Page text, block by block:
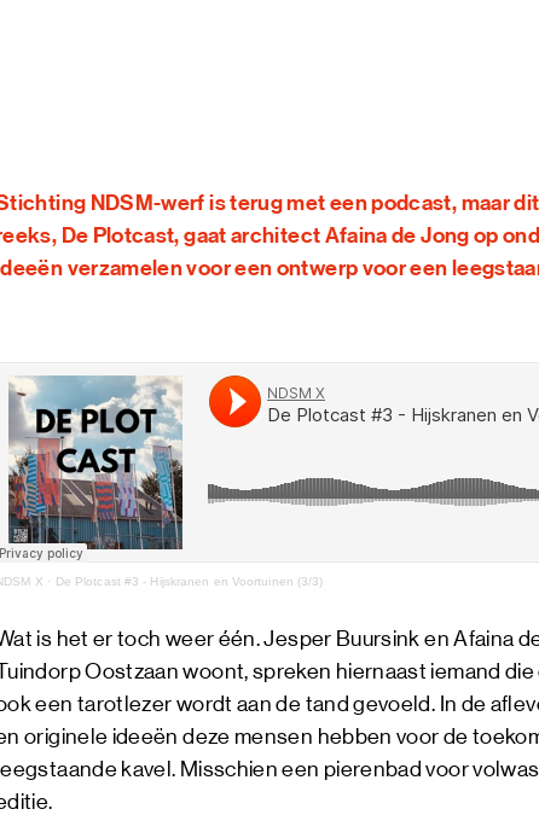
NDSM-werf is terug met een podcast, maar
De Plotcast, gaat architect Afaina de Jong op
verzamelen voor een ontwerp voor een
X · De Plotcast #3 - Hijskranen en Voortuinen (3/3)
is het er toch weer één. Jesper Buursink en Afaina
Oostzaan woont, spreken hiernaast iemand
een tarotlezer wordt aan de tand gevoeld. In de
originele ideeën deze mensen hebben voor de
leegstaande kavel. Misschien een pierenbad voor